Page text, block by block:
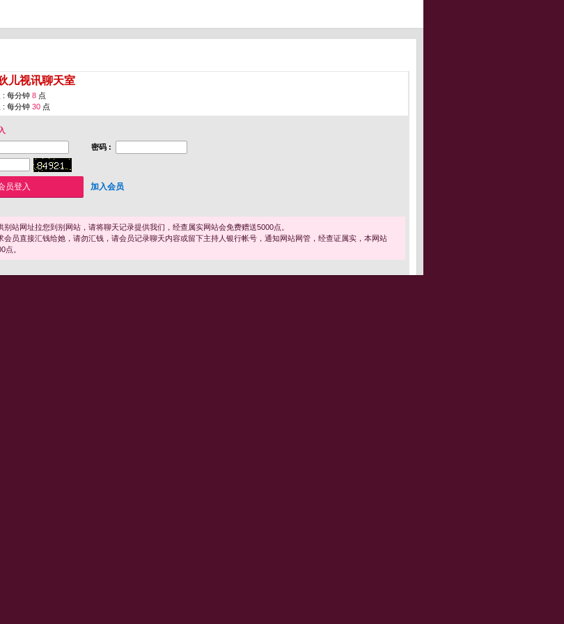
儿视讯聊天室
: 每分钟 8 点
: 每分钟 30 点
密码 :
加入会员
别站网址拉您到别网站，请将聊天记录提供我们，经查属实网站会免费赠送5000点。
会员直接汇钱给她，请勿汇钱，请会员记录聊天内容或留下主持人银行帐号，通知网站网管，经查证属实，本网站
点。